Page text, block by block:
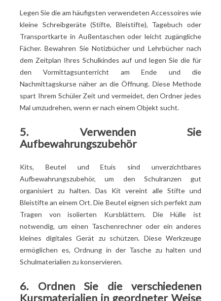
Legen Sie die am häufigsten verwendeten Accessoires wie
kleine Schreibgeräte (Stifte, Bleistifte), Tagebuch oder
Transportkarte in Außentaschen oder leicht zugängliche
Fächer. Bewahren Sie Notizbücher und Lehrbücher nach
dem Zeitplan Ihres Schulkindes auf und legen Sie die für
den Vormittagsunterricht am Ende und die
Nachmittagskurse näher an die Öffnung. Diese Methode
spart Ihrem Schüler Zeit und vermeidet, den Ordner jedes
Mal umzudrehen, wenn er nach einem Objekt sucht.
5. Verwenden Sie
Aufbewahrungszubehör
Kits, Beutel und Etuis sind unverzichtbares
Aufbewahrungszubehör, um den Schulranzen gut
organisiert zu halten. Das Kit vereint alle Stifte und
Bleistifte an einem Ort. Die Beutel eignen sich perfekt zum
Tragen von isolierten Kursblättern. Die Hülle ist
notwendig, um einen Taschenrechner oder ein anderes
kleines digitales Gerät zu schützen. Diese Werkzeuge
ermöglichen es, Ordnung in der Tasche zu halten und
Schulmaterialien zu konservieren.
6. Ordnen Sie die verschiedenen
Kursmaterialien in geordneter Weise